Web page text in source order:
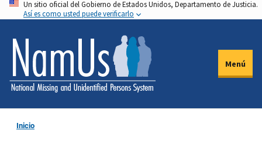
Pasar
al
contenido
principal
Un sitio oficial del Gobierno de Estados Unidos, Departamento de Justicia.
Así es como usted puede verificarlo
Menú
Inicio